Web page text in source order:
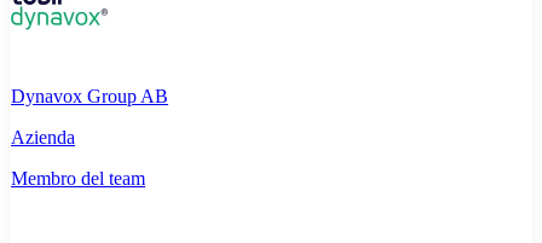
Dynavox Group AB
Azienda
Membro del team